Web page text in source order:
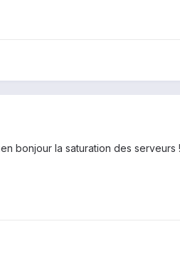
bonjour la saturation des serveurs